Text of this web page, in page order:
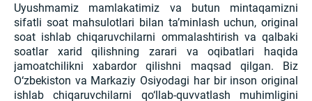
Uyushmamiz mamlakatimiz va butun mintaqamizni
sifatli soat mahsulotlari bilan taʼminlash uchun, original
soat ishlab chiqaruvchilarni ommalashtirish va qalbaki
soatlar xarid qilishning zarari va oqibatlari haqida
jamoatchilikni xabardor qilishni maqsad qilgan. Biz
O‘zbekiston va Markaziy Osiyodagi har bir inson original
ishlab chiqaruvchilarni qo‘llab-quvvatlash muhimligini